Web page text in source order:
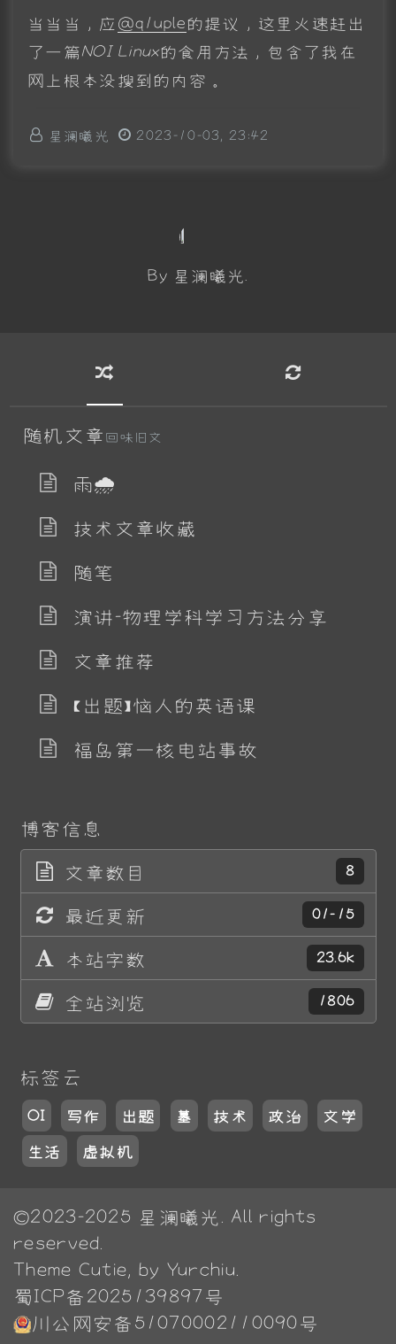
当当当，应 @q1uple的提议，这里火速赶出
了一篇NOI Linux的食用方法，包含了我在
网上根本没搜到的内容。
星澜曦光 2023-10-03, 23:42
By 星澜曦光.
随机文章 回味旧文
雨🌧
技术文章收藏
随笔
演讲-物理学科学习方法分享
文章推荐
【出题】恼人的英语课
福岛第一核电站事故
博客信息
文章数目
8
最近更新 01-15
本站字数 23.6k
全站浏览 1806
标签云
OI 写作 出题 墓 技术 政治
文学
生活
虚拟机
©2023-2025 星澜曦光 . All rights
reserved.
Theme Cutie, by Yurchiu.
蜀ICP备2025139897号
川公网安备51070002110090号